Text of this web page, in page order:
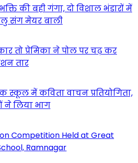
की बही गंगा, दो विशाल भंडारों में
संग मेयर बाली
तो प्रेमिका ने पोल पर चढ़ कर
तार
स्कूल में कविता वाचन प्रतियोगिता,
ने लिया भाग
Competition Held at Great
Ramnagar